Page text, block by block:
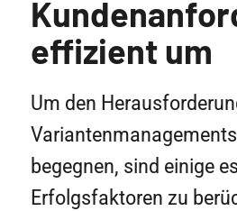
effizient um
Um den
begegnen, sind einige
Erfolgsfaktoren zu